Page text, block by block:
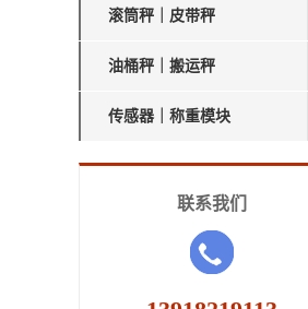
滚筒秤｜皮带秤
油桶秤｜搬运秤
传感器｜称重模块
联系我们